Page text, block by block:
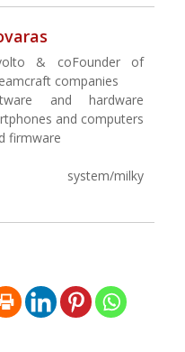
& coFounder of
companies
and hardware
and computers
firmware
system/milky